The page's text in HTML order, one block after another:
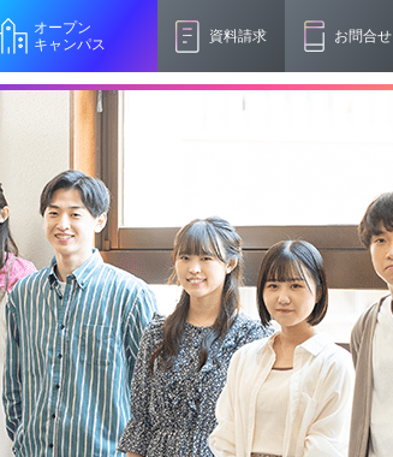
オープン
キャンパス
資料請求 お問合せ